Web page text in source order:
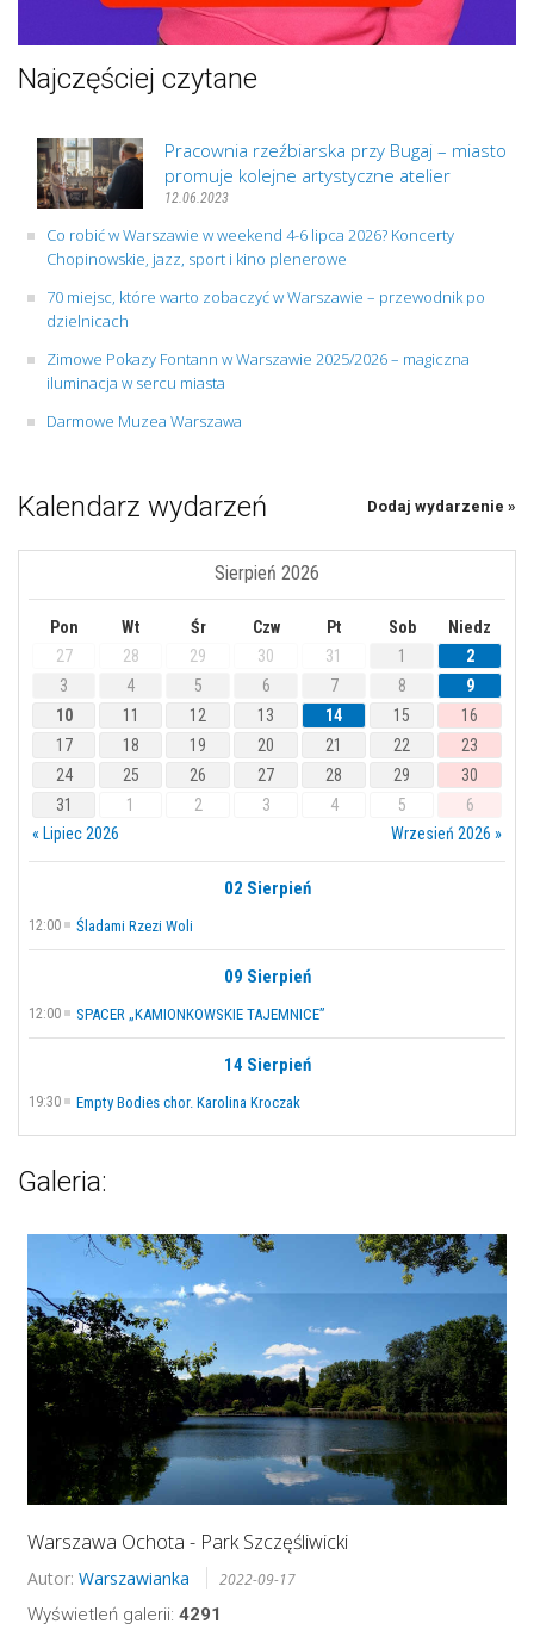
Najczęściej czytane
Pracownia rzeźbiarska przy Bugaj – miasto
promuje kolejne artystyczne atelier
12.06.2023
Co robić w Warszawie w weekend 4-6 lipca 2026? Koncerty
Chopinowskie, jazz, sport i kino plenerowe
70 miejsc, które warto zobaczyć w Warszawie – przewodnik po
dzielnicach
Zimowe Pokazy Fontann w Warszawie 2025/2026 – magiczna
iluminacja w sercu miasta
Darmowe Muzea Warszawa
Kalendarz wydarzeń Dodaj wydarzenie »
Sierpień 2026
Pon Wt Śr Czw Pt Sob
Niedz
27
28 29 30 31 1
2
3
4 5 6 7 8
9
10
11 12 13 14 15
16
17
18 19 20 21 22
23
24
25 26 27 28 29
30
31
1 2 3 4 5
6
« Lipiec 2026
Wrzesień 2026 »
02 Sierpień
12:00 Śladami Rzezi Woli
09 Sierpień
12:00 SPACER „KAMIONKOWSKIE TAJEMNICE”
14 Sierpień
19:30 Empty Bodies chor. Karolina Kroczak
Galeria:
Warszawa Ochota - Park Szczęśliwicki
Autor: Warszawianka 2022-09-17
Wyświetleń galerii: 4291